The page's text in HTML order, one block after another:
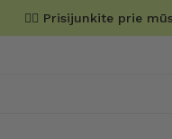
✌🏼 Prisijunkite prie